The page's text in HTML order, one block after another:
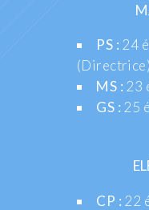
PS : 24
(Directrice)
MS : 23
GS : 25
CP : 22